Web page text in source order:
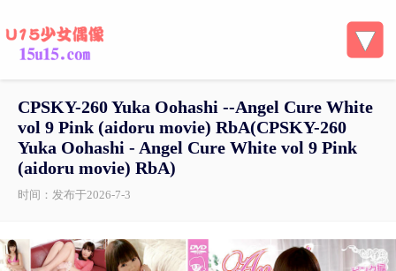
CPSKY-260 Yuka Oohashi --Angel Cure White
vol 9 Pink (aidoru movie) RbA(CPSKY-260
Yuka Oohashi - Angel Cure White vol 9 Pink
(aidoru movie) RbA)
时间：发布于2026-7-3